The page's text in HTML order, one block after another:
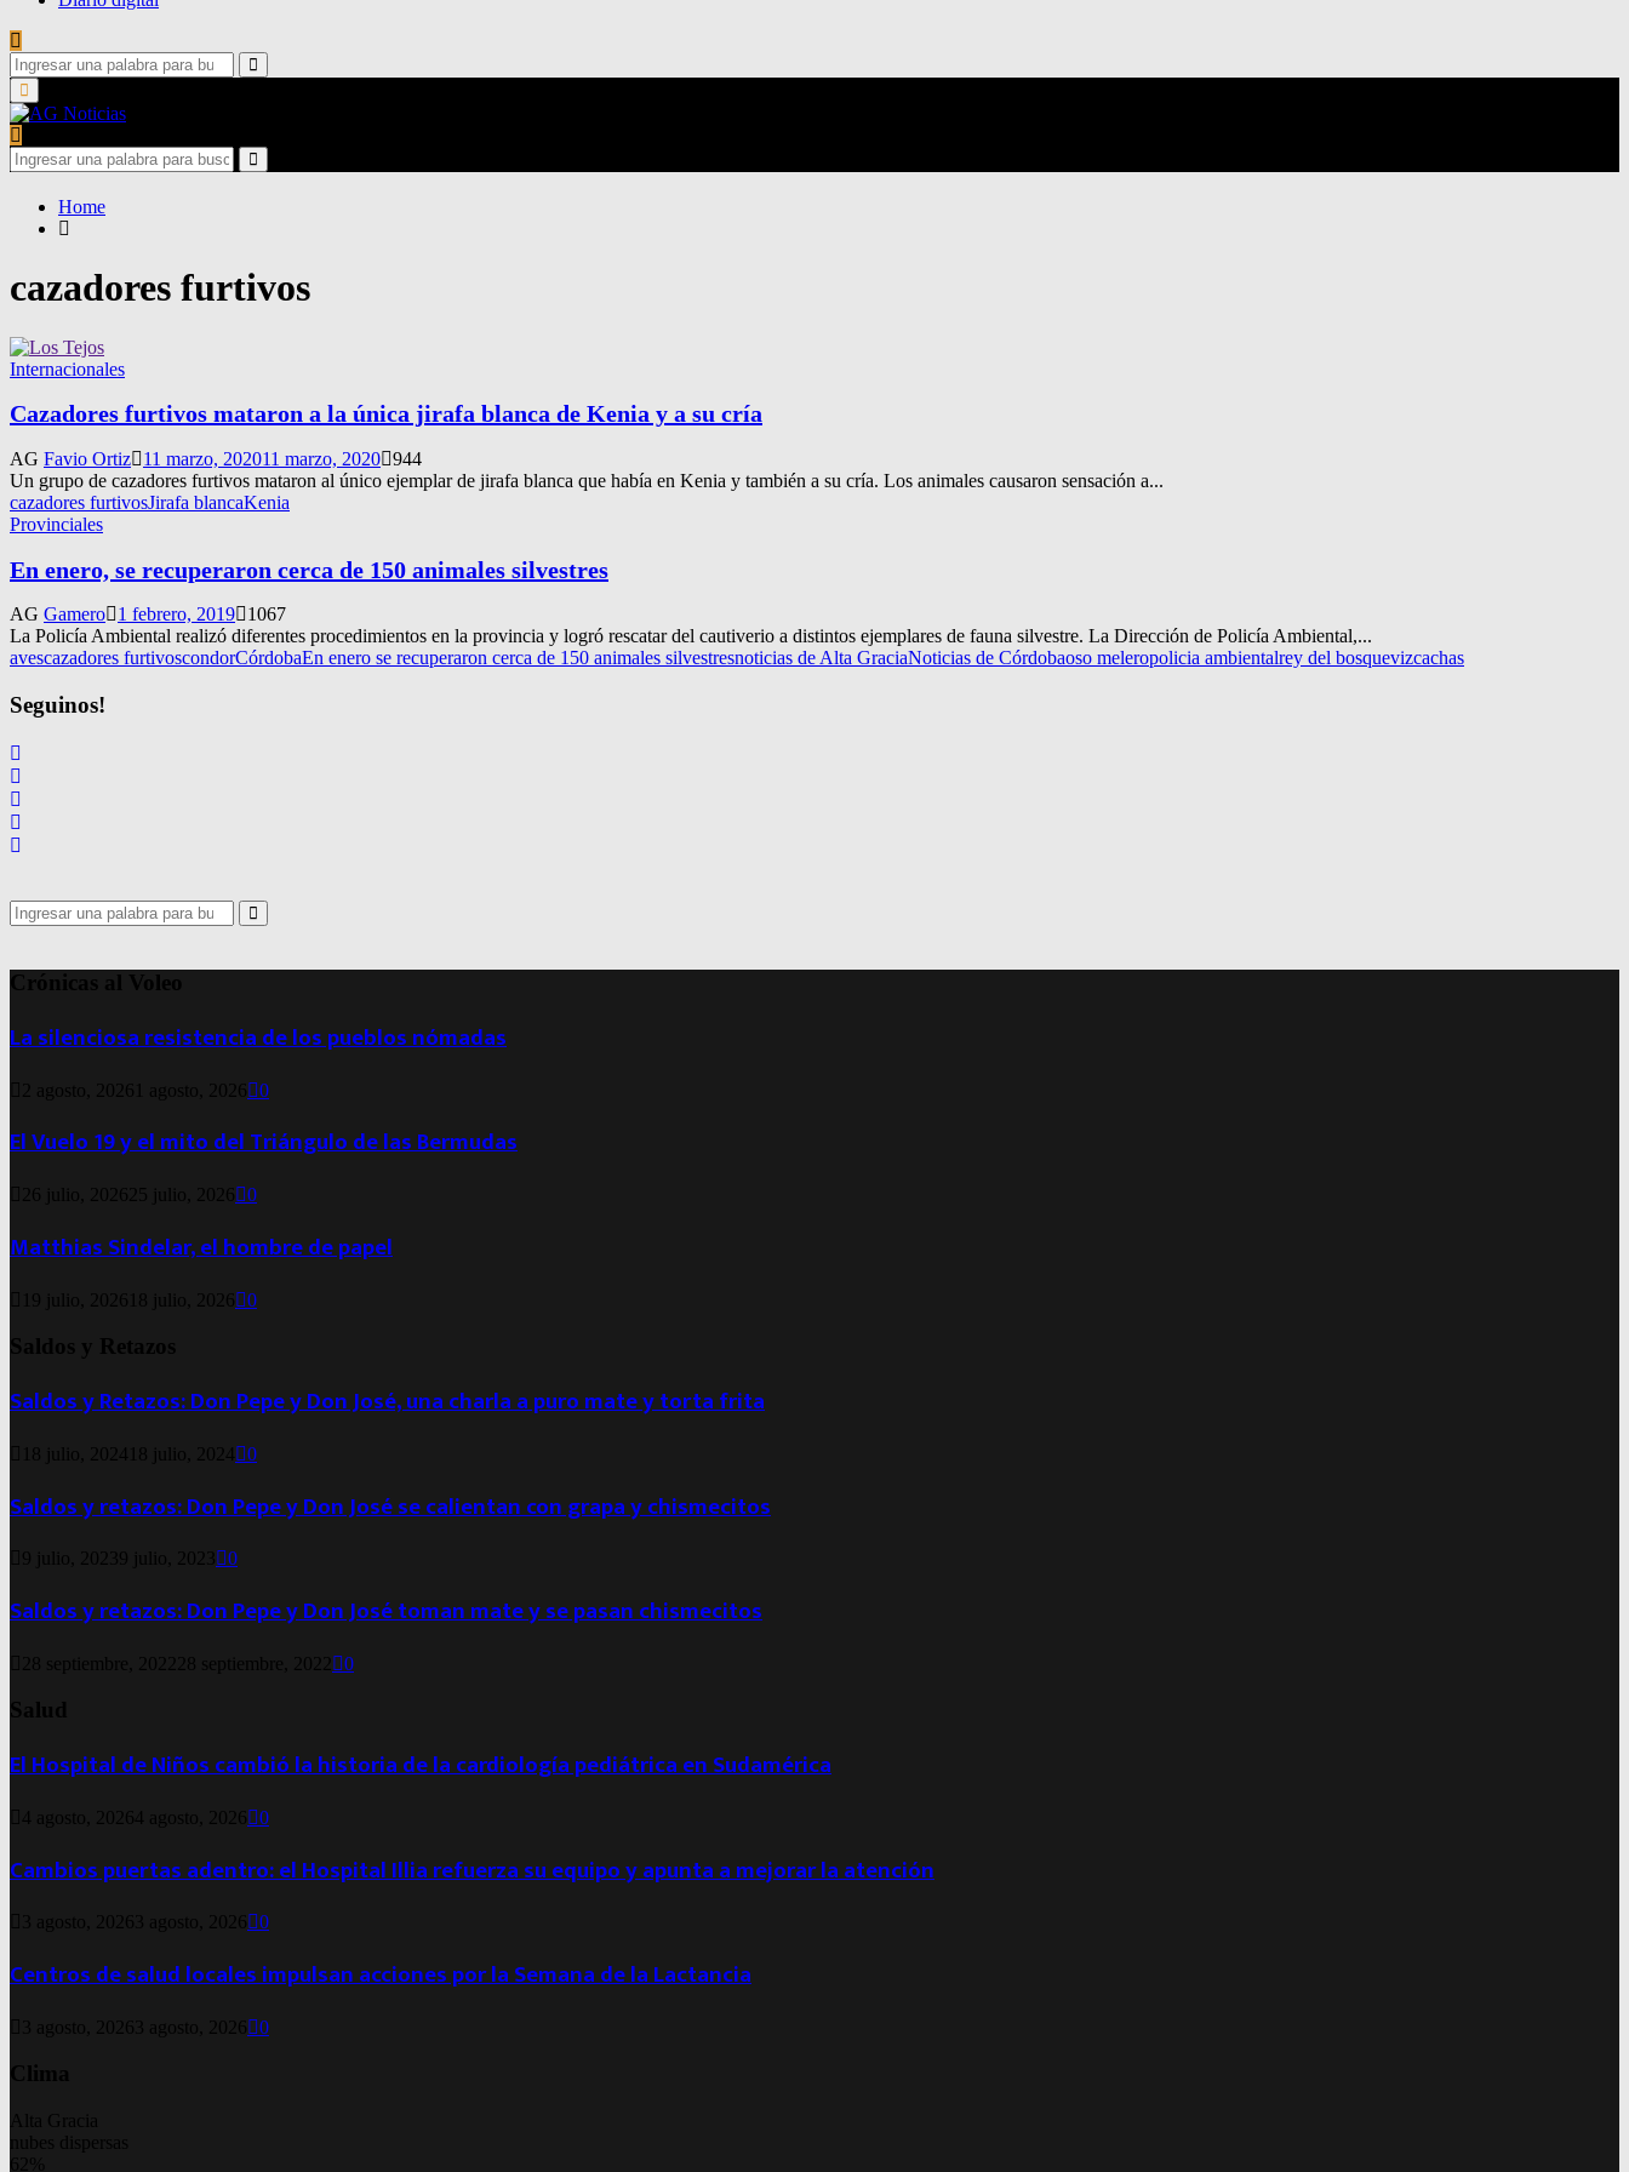
Search
for:
Search
Primary
Menu
Search
for:
Search
Home
cazadores furtivos
Internacionales
Cazadores furtivos mataron a la única jirafa blanca de Kenia y a su cría
AG Favio Ortiz 11 marzo, 202011 marzo, 2020 944
Un grupo de cazadores furtivos mataron al único ejemplar de jirafa blanca que había en Kenia y también a su cría. Los animales causaron sensación a...
cazadores furtivosJirafa blancaKenia
Provinciales
En enero, se recuperaron cerca de 150 animales silvestres
AG Gamero 1 febrero, 2019
1067
La Policía Ambiental realizó diferentes procedimientos en la provincia y logró rescatar del cautiverio a distintos ejemplares de fauna silvestre. La Dirección de Policía Ambiental,...
avescazadores furtivoscondorCórdobaEn enero se recuperaron cerca de 150 animales silvestresnoticias de Alta GraciaNoticias de Córdobaoso meleropolicia ambientalrey del bosquevizcachas
Seguinos!
Search
for:
Search
Crónicas al Voleo
La silenciosa resistencia de los pueblos nómadas
2 agosto, 2026 1 agosto, 2026 0
El Vuelo 19 y el mito del Triángulo de las Bermudas
26 julio, 2026 25 julio, 2026 0
Matthias Sindelar, el hombre de papel
19 julio, 2026 18 julio, 2026 0
Saldos y Retazos
Saldos y Retazos: Don Pepe y Don José, una charla a puro mate y torta frita
18 julio, 2024 18 julio, 2024 0
Saldos y retazos: Don Pepe y Don José se calientan con grapa y chismecitos
9 julio, 20239 julio, 2023 0
Saldos y retazos: Don Pepe y Don José toman mate y se pasan chismecitos
28 septiembre, 2022 28 septiembre, 2022 0
Salud
El Hospital de Niños cambió la historia de la cardiología pediátrica en Sudamérica
4 agosto, 20264 agosto, 2026 0
Cambios puertas adentro: el Hospital Illia refuerza su equipo y apunta a mejorar la atención
3 agosto, 2026 3 agosto, 2026 0
Centros de salud locales impulsan acciones por la Semana de la Lactancia
3 agosto, 2026 3 agosto, 2026 0
Clima
Alta Gracia
nubes dispersas
62%